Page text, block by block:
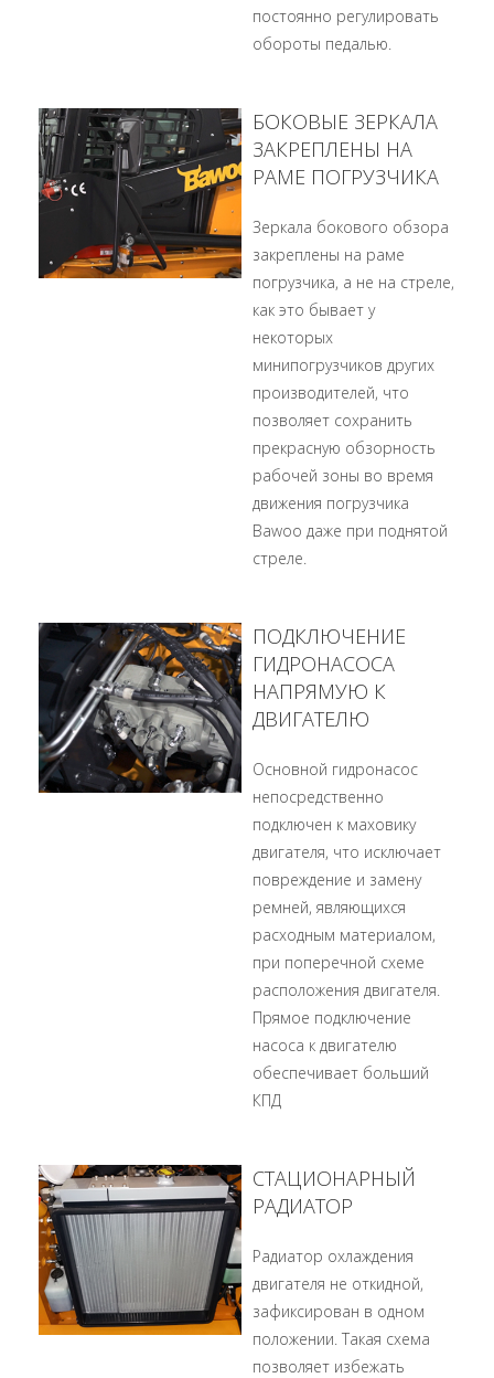
постоянно регулировать
обороты педалью.
БОКОВЫЕ ЗЕРКАЛА
ЗАКРЕПЛЕНЫ НА
РАМЕ ПОГРУЗЧИКА
Зеркала бокового обзора
закреплены на раме
погрузчика, а не на стреле,
как это бывает у
некоторых
минипогрузчиков других
производителей, что
позволяет сохранить
прекрасную обзорность
рабочей зоны во время
движения погрузчика
Bawoo даже при поднятой
стреле.
ПОДКЛЮЧЕНИЕ
ГИДРОНАСОСА
НАПРЯМУЮ К
ДВИГАТЕЛЮ
Основной гидронасос
непосредственно
подключен к маховику
двигателя, что исключает
повреждение и замену
ремней, являющихся
расходным материалом,
при поперечной схеме
расположения двигателя.
Прямое подключение
насоса к двигателю
обеспечивает больший
КПД
СТАЦИОНАРНЫЙ
РАДИАТОР
Радиатор охлаждения
двигателя не откидной,
зафиксирован в одном
положении. Такая схема
позволяет избежать